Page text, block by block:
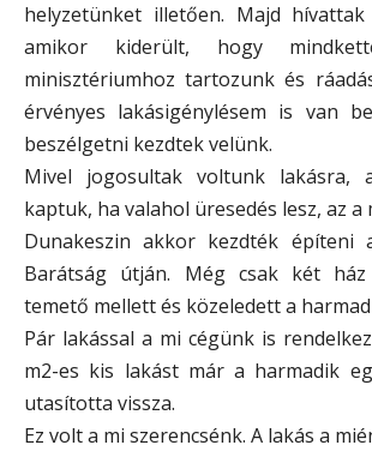
helyzetünket illetően. Majd
amikor kiderült, hogy
minisztériumhoz tartozunk és
érvényes lakásigénylésem is van
beszélgetni kezdtek velünk.
Mivel jogosultak voltunk lakásra,
kaptuk, ha valahol üresedés lesz, az a
Dunakeszin akkor kezdték építeni
Barátság útján. Még csak két
temető mellett és közeledett a
Pár lakással a mi cégünk is
m2-es kis lakást már a harmadik
utasította vissza.
Ez volt a mi szerencsénk. A lakás a